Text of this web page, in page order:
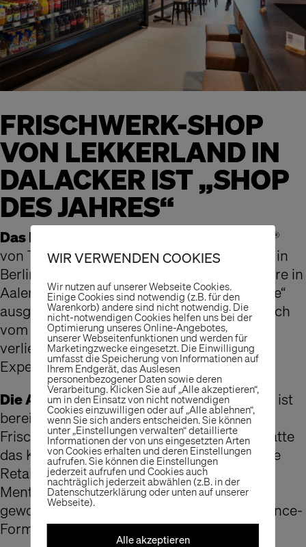
FRISCHWERK-SHOP
VON LEKKERLAND IN
DALACKER IST „SHOP
DES JAHRES“
Das Lekkerland Shopkonzept
Frischwerk®
von The-Store-Designers® ist am Mittwoch in
Berlin als „Shop des Jahres“ für den Pilotstore in
Aalen in der Kategorie „Tankstelle/Raststätte“
ausgezeichnet worden. Der Preis wird jährlich
vom Fachmagazin „Convenience Shop“
verliehen; die Sieger kürt eine unabhängige
Experten-Jury.
Die Auszeichnung als „Shop des Jahres“
ist
bereits der zweite renommierte Preis, den
Frischwerk® erhält: Im vergangenen Jahr hatte
das Konzept den „International Convenience
Retailer of the Year Award – Honorable
Mention“ in der Kategorie „small formats“
gewonnen – als erstes deutsches Convenience-
Format.
WIR VERWENDEN COOKIES
Wir nutzen auf unserer Webseite Cookies.
Einige Cookies sind notwendig (z.B. für den
Warenkorb) andere sind nicht notwendig. Die
nicht-notwendigen Cookies helfen uns bei der
Optimierung unseres Online-Angebotes,
unserer Webseitenfunktionen und werden für
Marketingzwecke eingesetzt. Die Einwilligung
umfasst die Speicherung von Informationen auf
Ihrem Endgerät, das Auslesen
personenbezogener Daten sowie deren
Verarbeitung. Klicken Sie auf „Alle akzeptieren“,
um in den Einsatz von nicht notwendigen
Cookies einzuwilligen oder auf „Alle ablehnen“,
wenn Sie sich anders entscheiden. Sie können
unter „Einstellungen verwalten“ detaillierte
Informationen der von uns eingesetzten Arten
von Cookies erhalten und deren Einstellungen
aufrufen. Sie können die Einstellungen
jederzeit aufrufen und Cookies auch
nachträglich jederzeit abwählen (z.B. in der
Datenschutzerklärung oder unten auf unserer
Webseite).
Alle akzeptieren